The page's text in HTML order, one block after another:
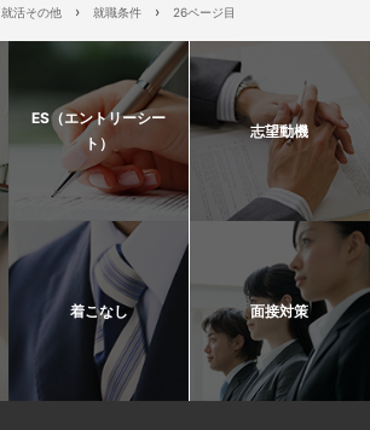
就活その他 › 就職条件 › 26ページ目
ES（エントリーシー
ト）
志望動機
着こなし 面接対策